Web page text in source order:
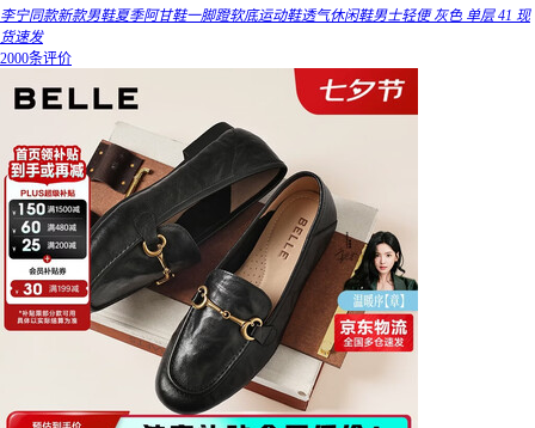
李宁同款新款男鞋夏季阿甘鞋一脚蹬软底运动鞋透气休闲鞋男士轻便 灰色 单层 41 现
货速发
2000条评价